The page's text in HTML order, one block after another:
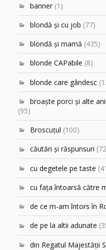
banner (1)
blondă şi cu job (77)
blondă şi mamă (435)
blonde CAPabile (8)
blonde care gândesc
broaşte porci şi alte
(95)
Broscuțul (100)
căutări şi răspunsuri
cu degetele pe taste
cu faţa întoarsă către
de ce m-am întors în
de pe la altii adunate
din Regatul Majestăţii